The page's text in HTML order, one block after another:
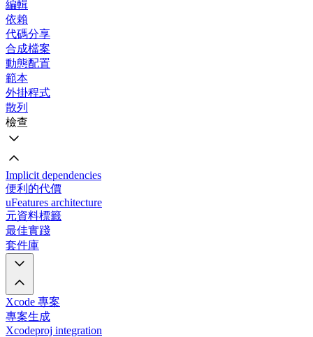
編輯
依賴
代碼分享
合成檔案
動態配置
範本
外掛程式
散列
檢查
Implicit dependencies
便利的代價
uFeatures architecture
元資料標籤
最佳實踐
套件庫
Xcode 專案
專案生成
Xcodeproj integration